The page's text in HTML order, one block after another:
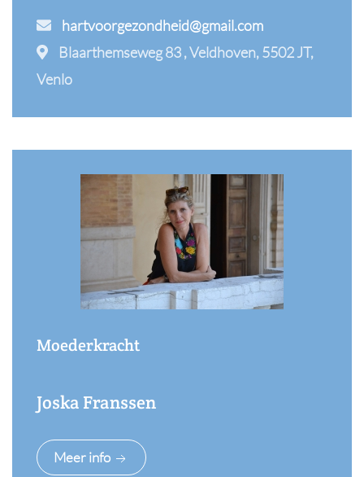
hartvoorgezondheid@gmail.com
Blaarthemseweg 83 , Veldhoven, 5502 JT,
Venlo
Moederkracht
Joska Franssen
Meer info